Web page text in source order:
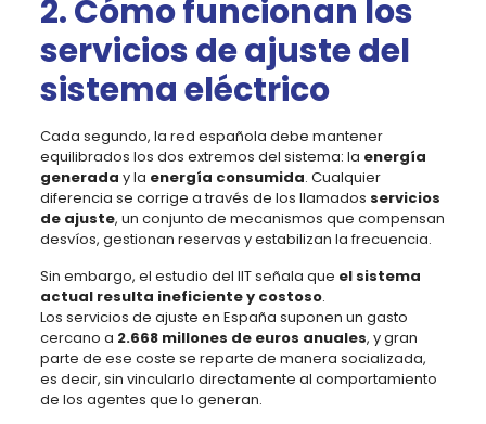
2. Cómo funcionan los
servicios de ajuste del
sistema eléctrico
Cada segundo, la red española debe mantener
equilibrados los dos extremos del sistema: la energía
generada y la energía consumida. Cualquier
diferencia se corrige a través de los llamados servicios
de ajuste, un conjunto de mecanismos que compensan
desvíos, gestionan reservas y estabilizan la frecuencia.
Sin embargo, el estudio del IIT señala que el sistema
actual resulta ineficiente y costoso.
Los servicios de ajuste en España suponen un gasto
cercano a 2.668 millones de euros anuales, y gran
parte de ese coste se reparte de manera socializada,
es decir, sin vincularlo directamente al comportamiento
de los agentes que lo generan.